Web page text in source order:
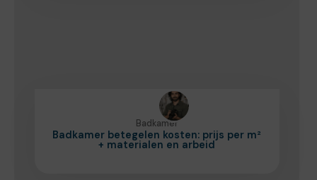
Badkamer
Badkamer betegelen kosten: prijs per m²
+ materialen en arbeid